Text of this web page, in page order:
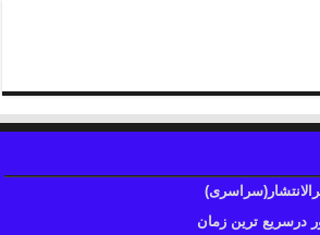
درسریع ترین زمان